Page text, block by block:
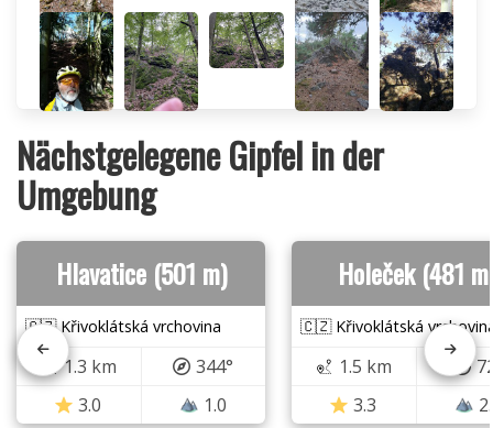
Nächstgelegene Gipfel in der
Umgebung
Hlavatice (501 m)
🇨🇿 Křivoklátská vrchovina
1.3 km
344°
3.0
1.0
Holeček (481
🇨🇿 Křivoklátská
1.5 km
3.3